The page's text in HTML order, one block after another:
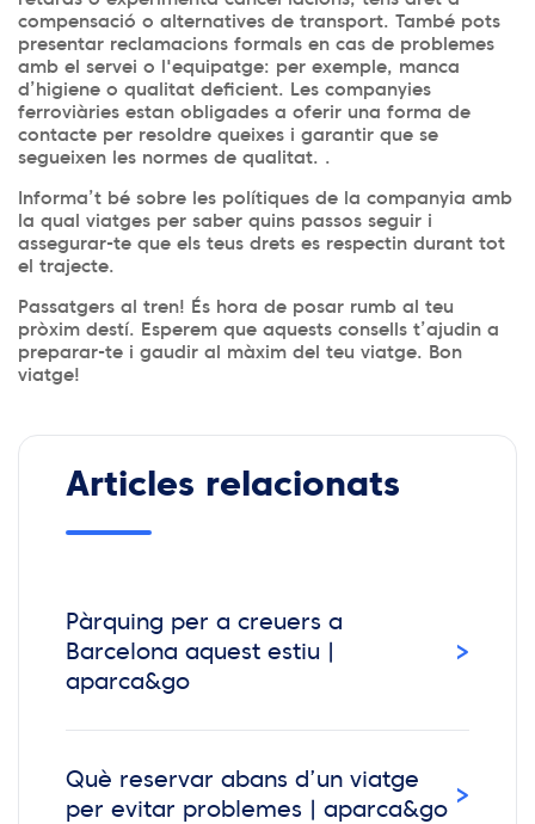
compensació o alternatives de transport. També pots
presentar reclamacions formals en cas de problemes
amb el servei o l'equipatge: per exemple, manca
d’higiene o qualitat deficient. Les companyies
ferroviàries estan obligades a oferir una forma de
contacte per resoldre queixes i garantir que se
segueixen les normes de qualitat. .
Informa’t bé sobre les polítiques de la companyia amb
la qual viatges per saber quins passos seguir i
assegurar-te que els teus drets es respectin durant tot
el trajecte.
Passatgers al tren! És hora de posar rumb al teu
pròxim destí. Esperem que aquests consells t’ajudin a
preparar-te i gaudir al màxim del teu viatge. Bon
viatge!
Articles relacionats
Pàrquing per a creuers a
Barcelona aquest estiu |
aparca&go
›
Què reservar abans d’un viatge
per evitar problemes | aparca&go ›